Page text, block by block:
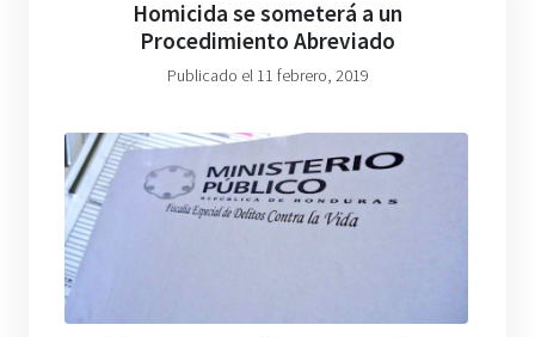
Homicida se someterá a un
Procedimiento Abreviado
Publicado el 11 febrero, 2019